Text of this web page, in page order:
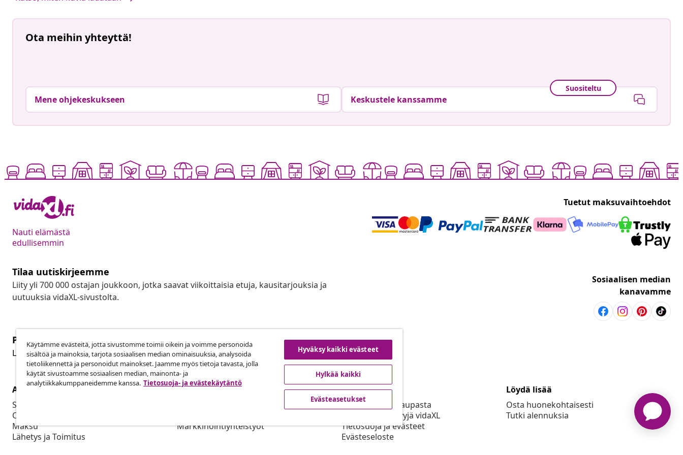
Ota meihin yhteyttä!
Mene ohjekeskukseen
Suositeltu
Keskustele kanssamme
Nauti elämästä
edullisemmin
Tuetut maksuvaihtoehdot
Tilaa uutiskirjeemme
Liity yli 700 000 ostajan joukkoon, jotka saavat viikoittaisia etuja, kausitarjouksia ja
uutuuksia vidaXL-sivustolta.
Sosiaalisen median
kanavamme
Peruuta tilaus
Lähetä tilauksen peruutuspyyntö.
Peruuta tilaus
Asiakaspalvelu
Seuraa tilaustasi
Oma tilini
Maksu
Lähetys ja Toimitus
Liiketoiminta
Markkinointiyhteistyöt
vidaXL
Tietoja vidaXL kaupasta
Käyttöehdot Myyjä vidaXL
Tietosuoja ja evästeet
Evästeseloste
Löydä lisää
Osta huonekohtaisesti
Tutki alennuksia
Käytämme evästeitä, jotta sivustomme toimii oikein ja voimme personoida
sisältöä ja mainoksia, tarjota sosiaalisen median ominaisuuksia, analysoida
tietoliikennettä ja personoidut mainokset. Jaamme myös tietoja tavasta, jolla
käytät sivustoamme sosiaalisen median, mainonta- ja
analytiikkakumppaneidemme kanssa. Tietosuoja- ja evästekäytäntö
Hyväksy kaikki evästeet
Hylkää kaikki
Evästeasetukset